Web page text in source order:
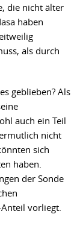
die nicht älter
haben
als durch
geblieben? Als
auch ein Teil
nicht
sich
haben.
der Sonde
vorliegt.